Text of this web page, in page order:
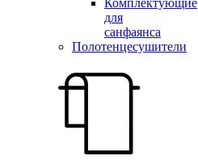
Комплектующие
для
санфаянса
Полотенцесушители